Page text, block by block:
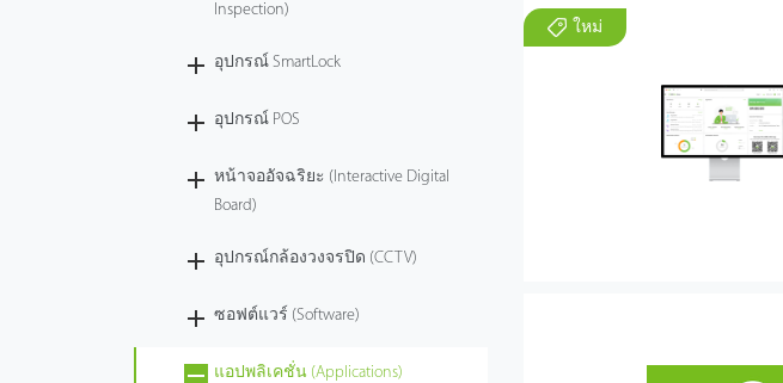
Inspection)
อุปกรณ์ SmartLock
อุปกรณ์ POS
หน้าจออัจฉริยะ (Interactive Digital
Board)
อุปกรณ์กล้องวงจรปิด (CCTV)
ซอฟต์แวร์ (Software)
แอปพลิเคชั่น (Applications)
ใหม่